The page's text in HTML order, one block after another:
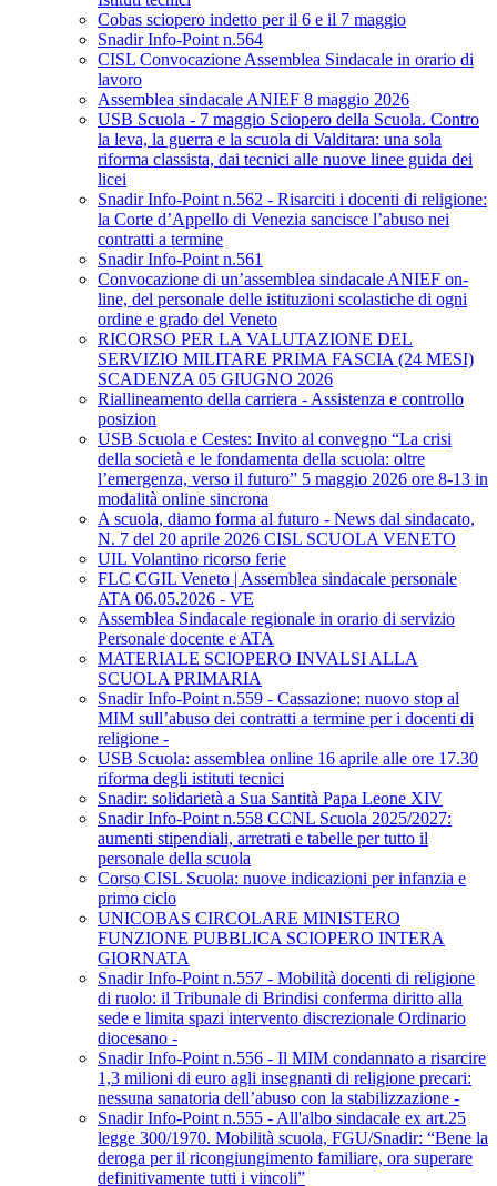
Cobas sciopero indetto per il 6 e il 7 maggio
Snadir Info-Point n.564
CISL Convocazione Assemblea Sindacale in orario di
lavoro
Assemblea sindacale ANIEF 8 maggio 2026
USB Scuola - 7 maggio Sciopero della Scuola. Contro
la leva, la guerra e la scuola di Valditara: una sola
riforma classista, dai tecnici alle nuove linee guida dei
licei
Snadir Info-Point n.562 - Risarciti i docenti di religione:
la Corte d’Appello di Venezia sancisce l’abuso nei
contratti a termine
Snadir Info-Point n.561
Convocazione di un’assemblea sindacale ANIEF on-
line, del personale delle istituzioni scolastiche di ogni
ordine e grado del Veneto
RICORSO PER LA VALUTAZIONE DEL
SERVIZIO MILITARE PRIMA FASCIA (24 MESI)
SCADENZA 05 GIUGNO 2026
Riallineamento della carriera - Assistenza e controllo
posizion
USB Scuola e Cestes: Invito al convegno “La crisi
della società e le fondamenta della scuola: oltre
l’emergenza, verso il futuro” 5 maggio 2026 ore 8-13 in
modalità online sincrona
A scuola, diamo forma al futuro - News dal sindacato,
N. 7 del 20 aprile 2026 CISL SCUOLA VENETO
UIL Volantino ricorso ferie
FLC CGIL Veneto | Assemblea sindacale personale
ATA 06.05.2026 - VE
Assemblea Sindacale regionale in orario di servizio
Personale docente e ATA
MATERIALE SCIOPERO INVALSI ALLA
SCUOLA PRIMARIA
Snadir Info-Point n.559 - Cassazione: nuovo stop al
MIM sull’abuso dei contratti a termine per i docenti di
religione -
USB Scuola: assemblea online 16 aprile alle ore 17.30
riforma degli istituti tecnici
Snadir: solidarietà a Sua Santità Papa Leone XIV
Snadir Info-Point n.558 CCNL Scuola 2025/2027:
aumenti stipendiali, arretrati e tabelle per tutto il
personale della scuola
Corso CISL Scuola: nuove indicazioni per infanzia e
primo ciclo
UNICOBAS CIRCOLARE MINISTERO
FUNZIONE PUBBLICA SCIOPERO INTERA
GIORNATA
Snadir Info-Point n.557 - Mobilità docenti di religione
di ruolo: il Tribunale di Brindisi conferma diritto alla
sede e limita spazi intervento discrezionale Ordinario
diocesano -
Snadir Info-Point n.556 - Il MIM condannato a risarcire
1,3 milioni di euro agli insegnanti di religione precari:
nessuna sanatoria dell’abuso con la stabilizzazione -
Snadir Info-Point n.555 - All'albo sindacale ex art.25
legge 300/1970. Mobilità scuola, FGU/Snadir: “Bene la
deroga per il ricongiungimento familiare, ora superare
definitivamente tutti i vincoli”